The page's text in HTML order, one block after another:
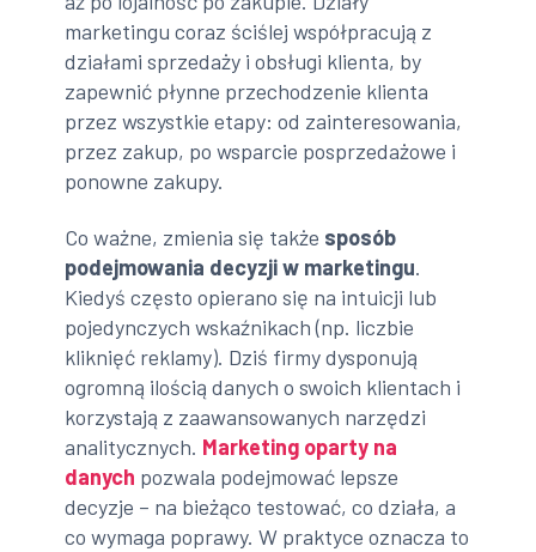
marketingu coraz ściślej współpracują z
działami sprzedaży i obsługi klienta, by
zapewnić płynne przechodzenie klienta
przez wszystkie etapy: od zainteresowania,
przez zakup, po wsparcie posprzedażowe i
ponowne zakupy.
Co ważne, zmienia się także sposób
podejmowania decyzji w marketingu.
Kiedyś często opierano się na intuicji lub
pojedynczych wskaźnikach (np. liczbie
kliknięć reklamy). Dziś firmy dysponują
ogromną ilością danych o swoich klientach i
korzystają z zaawansowanych narzędzi
analitycznych. Marketing oparty na
danych pozwala podejmować lepsze
decyzje – na bieżąco testować, co działa, a
co wymaga poprawy. W praktyce oznacza to